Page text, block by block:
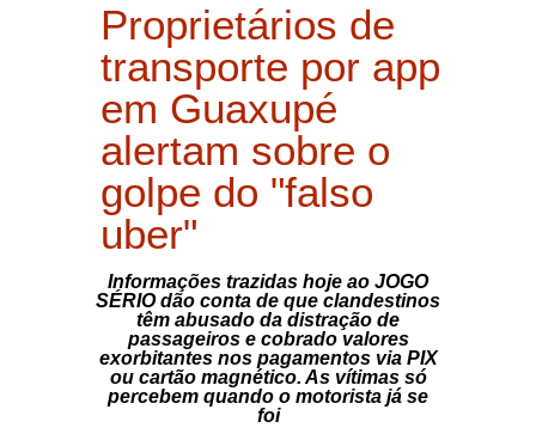
Proprietários de
transporte por app
em Guaxupé
alertam sobre o
golpe do "falso
uber"
Informações trazidas hoje ao JOGO
SÉRIO dão conta de que clandestinos
têm abusado da distração de
passageiros e cobrado valores
exorbitantes nos pagamentos via PIX
ou cartão magnético. As vítimas só
percebem quando o motorista já se
foi